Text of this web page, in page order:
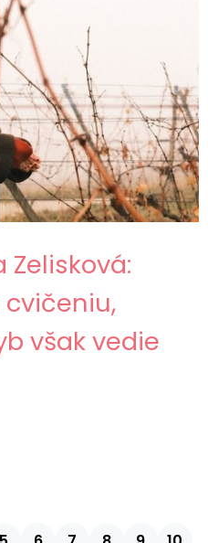
Zelisková:
však vedie